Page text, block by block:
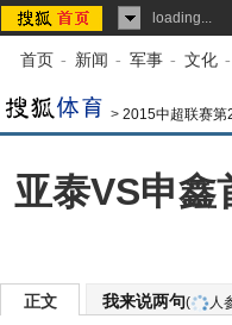
loading...
首页 - 新闻 - 军事 - 文化 -
> 2015中超联赛第
亚泰VS申鑫
正文 我来说两句( 人